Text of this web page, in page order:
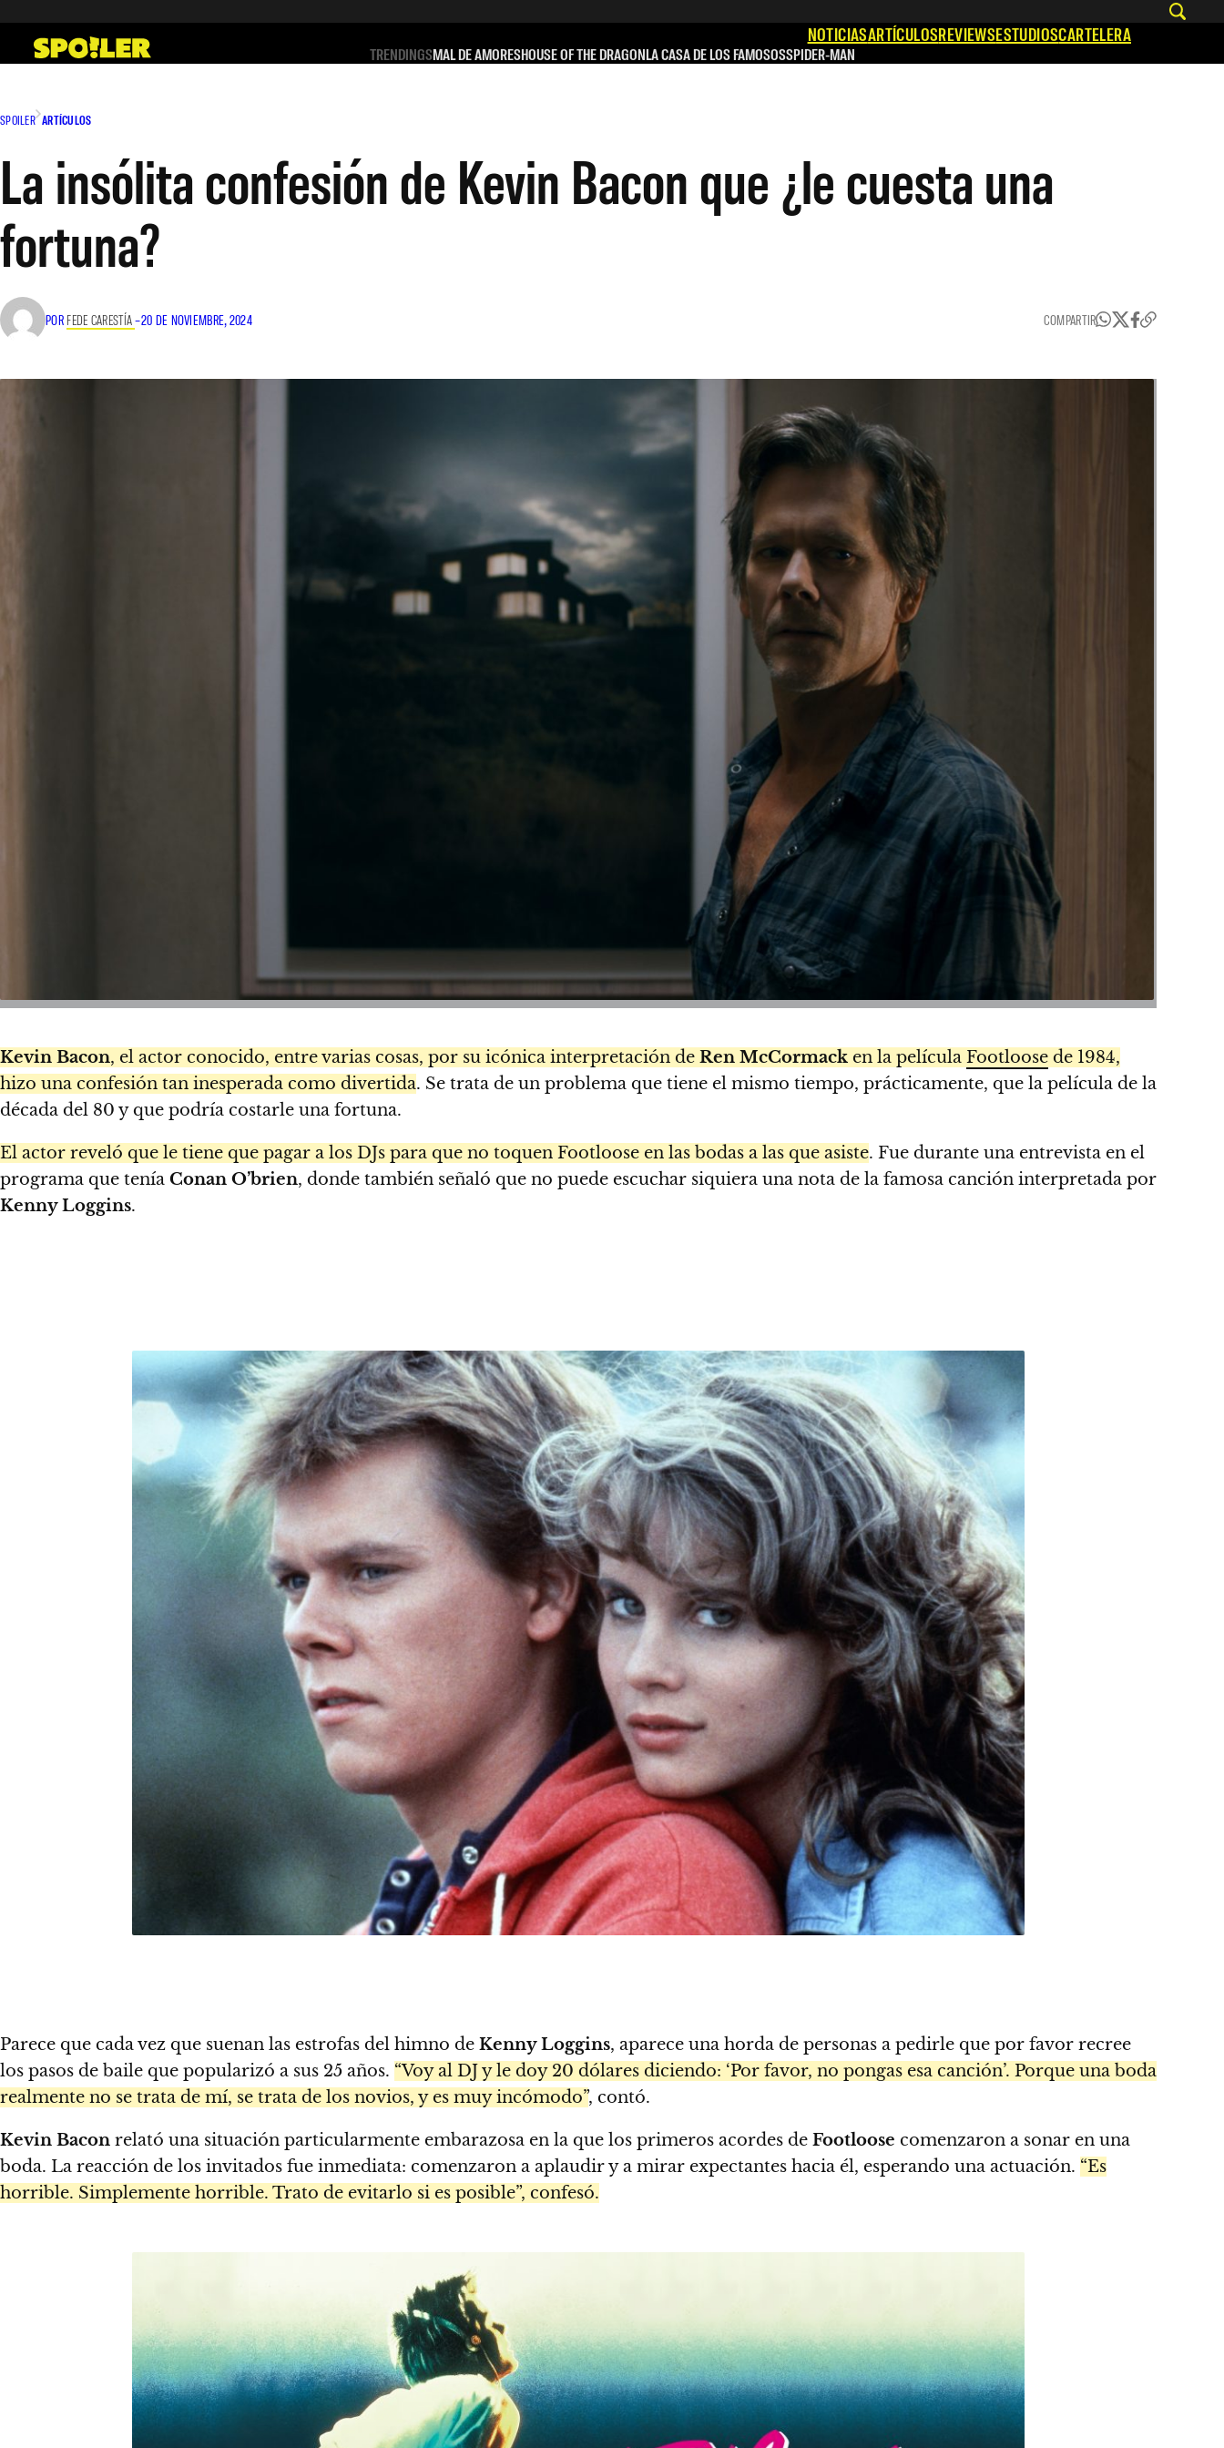
contenido
NOTICIASARTÍCULOSREVIEWSESTUDIOSCARTELERA
TRENDINGSMAL DE AMORESHOUSE OF THE DRAGONLA CASA DE LOS FAMOSOSSPIDER-MAN
SPOILER ARTÍCULOS
La insólita confesión de Kevin Bacon que ¿le cuesta una
fortuna?
POR FEDE CARESTÍA–20 DE NOVIEMBRE, 2024 COMPARTIR
Kevin Bacon, el actor conocido, entre varias cosas, por su icónica interpretación de Ren McCormack en la película Footloose de 1984,
hizo una confesión tan inesperada como divertida. Se trata de un problema que tiene el mismo tiempo, prácticamente, que la película de la
década del 80 y que podría costarle una fortuna.
El actor reveló que le tiene que pagar a los DJs para que no toquen Footloose en las bodas a las que asiste. Fue durante una entrevista en el
programa que tenía Conan O’brien, donde también señaló que no puede escuchar siquiera una nota de la famosa canción interpretada por
Kenny Loggins.
Parece que cada vez que suenan las estrofas del himno de Kenny Loggins, aparece una horda de personas a pedirle que por favor recree
los pasos de baile que popularizó a sus 25 años. “Voy al DJ y le doy 20 dólares diciendo: ‘Por favor, no pongas esa canción’. Porque una boda
realmente no se trata de mí, se trata de los novios, y es muy incómodo”, contó.
Kevin Bacon relató una situación particularmente embarazosa en la que los primeros acordes de Footloose comenzaron a sonar en una
boda. La reacción de los invitados fue inmediata: comenzaron a aplaudir y a mirar expectantes hacia él, esperando una actuación. “Es
horrible. Simplemente horrible. Trato de evitarlo si es posible”, confesó.